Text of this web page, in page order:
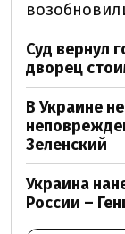
Суд вернул
дворец
В Украине
Зеленский
Украина
России –